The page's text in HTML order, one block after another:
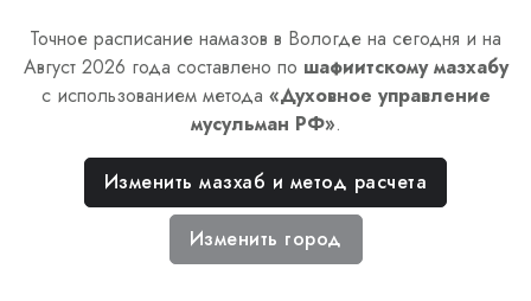
Точное расписание намазов в Вологде на сегодня и на
Август 2026 года составлено по шафиитскомумазхабу
с использованием метода «Духовное управление
мусульман РФ».
Изменить мазхаб и метод расчета
Изменить город